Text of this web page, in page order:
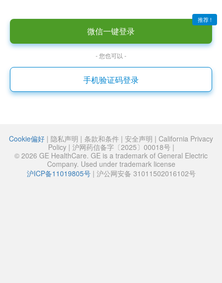
推荐 !
微信一键登录
- 您也可以 -
手机验证码登录
Cookie偏好 | 隐私声明 | 条款和条件 | 安全声明 | California Privacy
Policy| 沪网药信备字〔2025〕00018号|
© 2026 GE HealthCare. GE is a trademark of General Electric
Company. Used under trademark license
沪ICP备11019805号| 沪公网安备 31011502016102号